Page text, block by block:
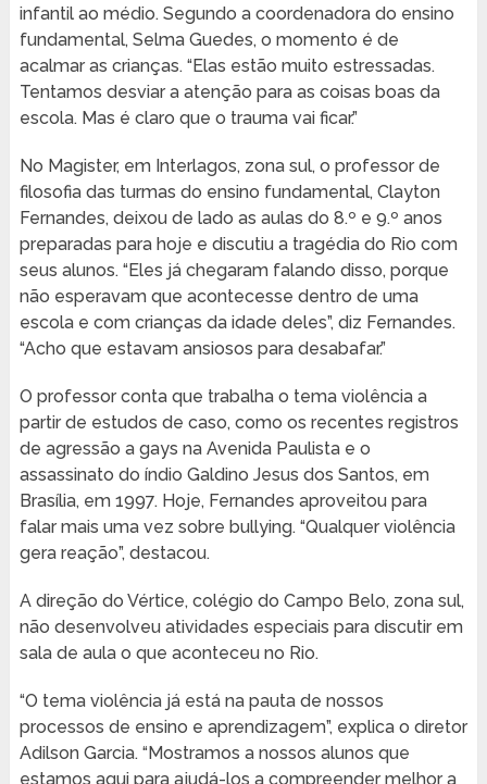
infantil ao médio. Segundo a coordenadora do ensino
fundamental, Selma Guedes, o momento é de
acalmar as crianças. “Elas estão muito estressadas.
Tentamos desviar a atenção para as coisas boas da
escola. Mas é claro que o trauma vai ficar.”
No Magister, em Interlagos, zona sul, o professor de
filosofia das turmas do ensino fundamental, Clayton
Fernandes, deixou de lado as aulas do 8.º e 9.º anos
preparadas para hoje e discutiu a tragédia do Rio com
seus alunos. “Eles já chegaram falando disso, porque
não esperavam que acontecesse dentro de uma
escola e com crianças da idade deles”, diz Fernandes.
“Acho que estavam ansiosos para desabafar.”
O professor conta que trabalha o tema violência a
partir de estudos de caso, como os recentes registros
de agressão a gays na Avenida Paulista e o
assassinato do índio Galdino Jesus dos Santos, em
Brasília, em 1997. Hoje, Fernandes aproveitou para
falar mais uma vez sobre bullying. “Qualquer violência
gera reação”, destacou.
A direção do Vértice, colégio do Campo Belo, zona sul,
não desenvolveu atividades especiais para discutir em
sala de aula o que aconteceu no Rio.
“O tema violência já está na pauta de nossos
processos de ensino e aprendizagem”, explica o diretor
Adilson Garcia. “Mostramos a nossos alunos que
estamos aqui para ajudá-los a compreender melhor a